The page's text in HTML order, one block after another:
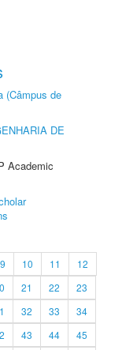
(Câmpus de
DE
Academic
9 10 11
12
21 22
23
32 33
34
43 44
45